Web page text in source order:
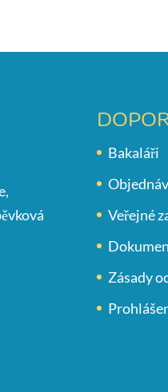
Bakaláři
Veřejné
Zásady